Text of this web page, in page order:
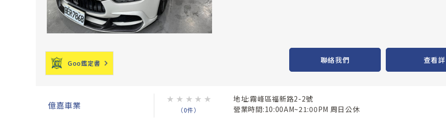
Goo鑑定書 聯絡我們 查看
億嘉車業
★ ★ ★ ★ ★
（0件）
地址:霧峰區福新路2-2號
營業時間:10:00AM~21:00PM 周日公休